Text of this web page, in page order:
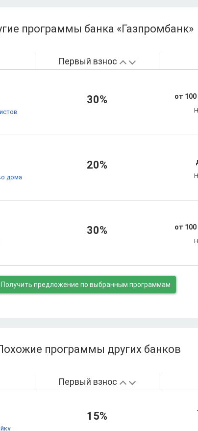
программы банка «Газпромбанк»
Первый взнос
30% от 100
дома
20%
30% от 100
Получить предложение по выбранным программам
программы других банков
Первый взнос
15%